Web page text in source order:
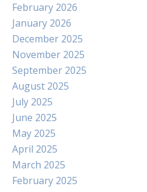
February 2026
January 2026
December 2025
November 2025
September 2025
August 2025
July 2025
June 2025
May 2025
April 2025
March 2025
February 2025